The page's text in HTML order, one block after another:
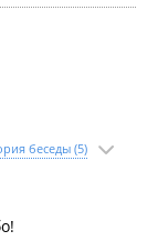
беседы (5)